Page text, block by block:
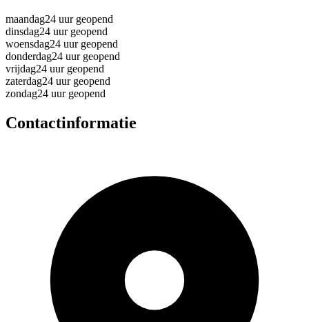
maandag24 uur geopend
dinsdag24 uur geopend
woensdag24 uur geopend
donderdag24 uur geopend
vrijdag24 uur geopend
zaterdag24 uur geopend
zondag24 uur geopend
Contactinformatie